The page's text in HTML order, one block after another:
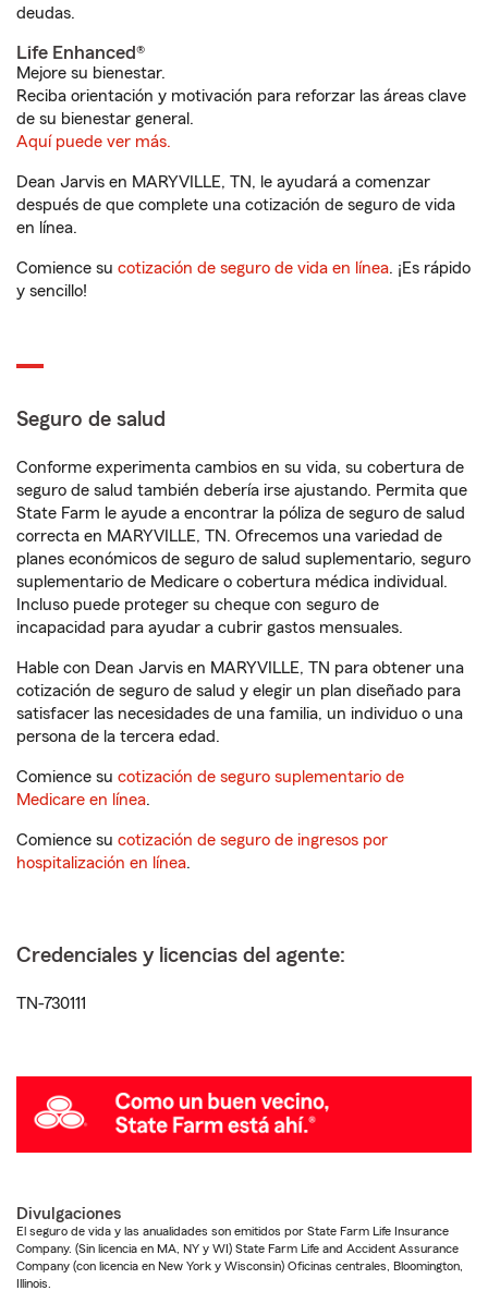
deudas.
Life Enhanced®
Mejore su bienestar.
Reciba orientación y motivación para reforzar las áreas clave
de su bienestar general.
Aquí puede ver más.
Dean Jarvis en MARYVILLE, TN, le ayudará a comenzar
después de que complete una cotización de seguro de vida
en línea.
Comience su cotización de seguro de vida en línea. ¡Es rápido
y sencillo!
Seguro de salud
Conforme experimenta cambios en su vida, su cobertura de
seguro de salud también debería irse ajustando. Permita que
State Farm le ayude a encontrar la póliza de seguro de salud
correcta en MARYVILLE, TN. Ofrecemos una variedad de
planes económicos de seguro de salud suplementario, seguro
suplementario de Medicare o cobertura médica individual.
Incluso puede proteger su cheque con seguro de
incapacidad para ayudar a cubrir gastos mensuales.
Hable con Dean Jarvis en MARYVILLE, TN para obtener una
cotización de seguro de salud y elegir un plan diseñado para
satisfacer las necesidades de una familia, un individuo o una
persona de la tercera edad.
Comience su cotización de seguro suplementario de
Medicare en línea.
Comience su cotización de seguro de ingresos por
hospitalización en línea.
Credenciales y licencias del agente:
TN-730111
Divulgaciones
El seguro de vida y las anualidades son emitidos por State Farm Life Insurance
Company. (Sin licencia en MA, NY y WI) State Farm Life and Accident Assurance
Company (con licencia en New York y Wisconsin) Oficinas centrales, Bloomington,
Illinois.